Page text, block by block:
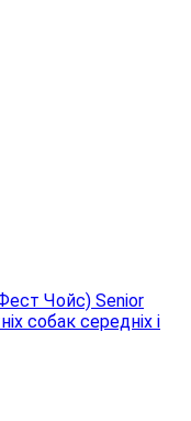
Чойс) Senior
собак середніх і